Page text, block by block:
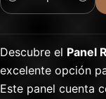
Cantidad
Descubre el Panel
excelente opción
Este panel cuenta